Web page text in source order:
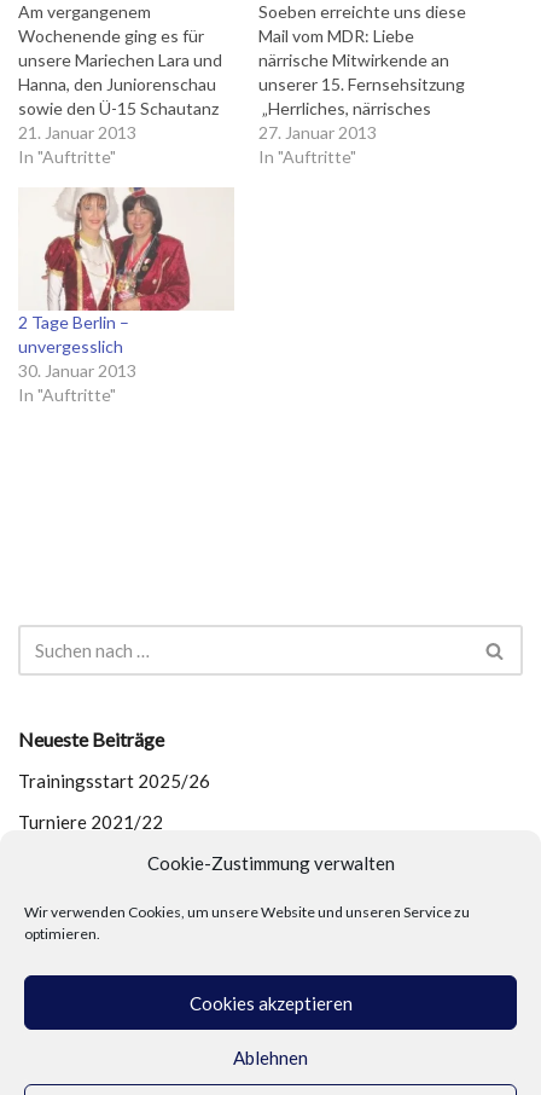
Cookie-Zustimmung verwalten
Wir verwenden Cookies, um unsere Website und unseren Service zu
optimieren.
Cookies akzeptieren
Ablehnen
Am vergangenem
Wochenende ging es für
unsere Mariechen Lara und
Hanna, den Juniorenschau
sowie den Ü-15 Schautanz
nach Erfurt zur MDR TV-
Aufzeichnung „Herrliches
späten Freitag Nachmittag
machten sich der Bus und 3
Autos auf den Weg in die
Messehalle, denn die
Proben für die
Fernsehsitzung standen an.
…
21. Januar 2013
In "Auftritte"
Soeben erreichte uns diese
Mail vom MDR: Liebe
närrische Mitwirkende an
unserer 15. Fernsehsitzung
„Herrliches, närrisches
Thüringen“ Ich möchte Euch
allen für Eure tollen
27. Januar 2013
In "Auftritte"
2 Tage Berlin –
unvergesslich
30. Januar 2013
In "Auftritte"
Neueste Beiträge
Trainingsstart 2025/26
Turniere 2021/22
Outdoor-Training
Welttanztag 2021
Absage Turniersaison 2020/21